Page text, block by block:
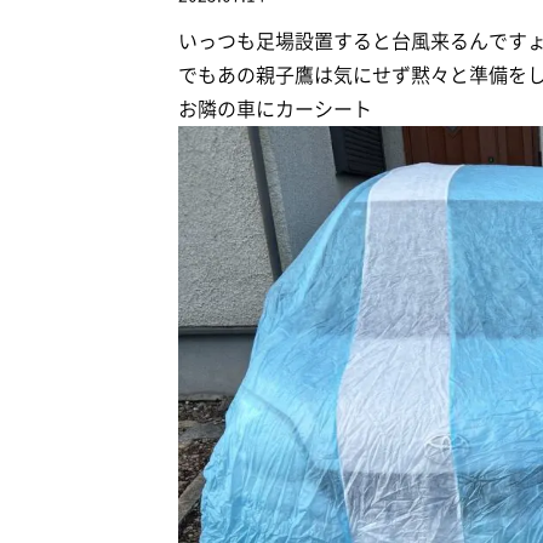
いっつも足場設置すると台風来るんです
でもあの親子鷹は気にせず黙々と準備を
お隣の車にカーシート